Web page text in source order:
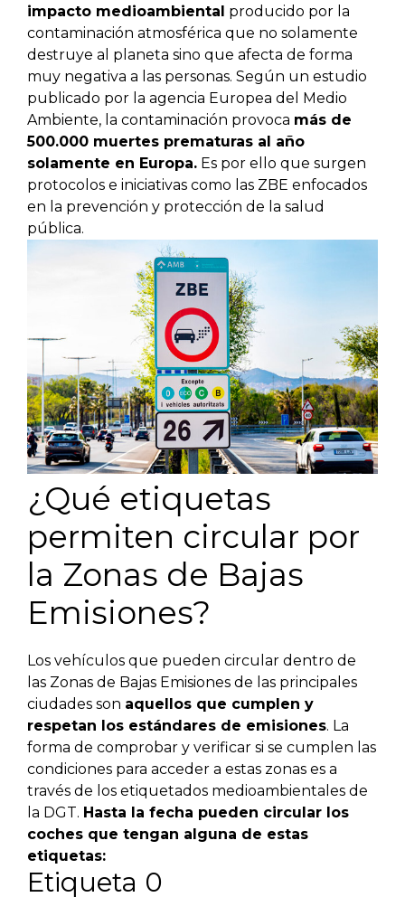
impacto medioambiental producido por la
contaminación atmosférica que no solamente
destruye al planeta sino que afecta de forma
muy negativa a las personas. Según un estudio
publicado por la agencia Europea del Medio
Ambiente, la contaminación provoca más de
500.000 muertes prematuras al año
solamente en Europa. Es por ello que surgen
protocolos e iniciativas como las ZBE enfocados
en la prevención y protección de la salud
pública.
¿Qué etiquetas
permiten circular por
la Zonas de Bajas
Emisiones?
Los vehículos que pueden circular dentro de
las Zonas de Bajas Emisiones de las principales
ciudades son aquellos que cumplen y
respetan los estándares de emisiones. La
forma de comprobar y verificar si se cumplen las
condiciones para acceder a estas zonas es a
través de los etiquetados medioambientales de
la DGT. Hasta la fecha pueden circular los
coches que tengan alguna de estas
etiquetas:
Etiqueta 0